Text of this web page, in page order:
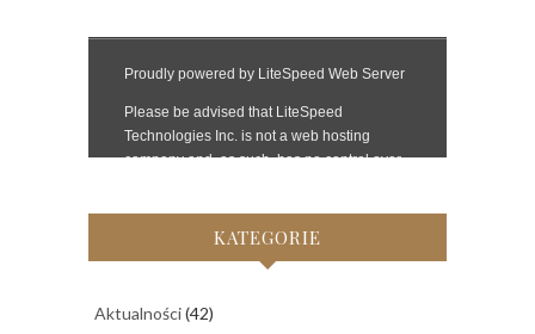
KATEGORIE
Aktualności(42)